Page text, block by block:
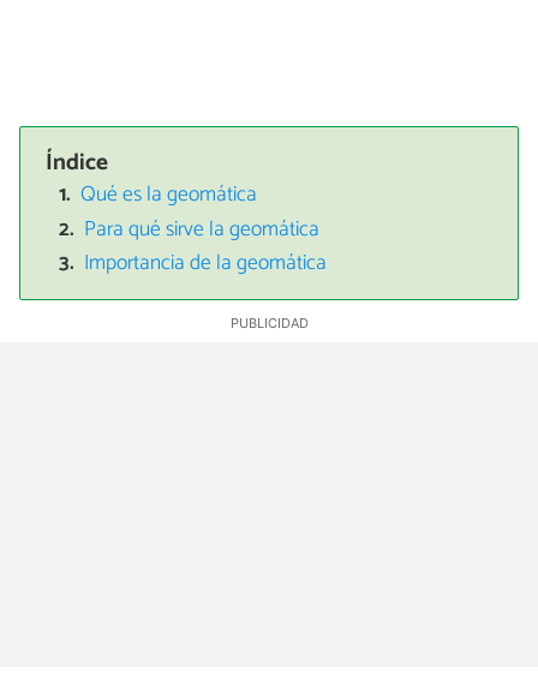
Índice
Qué es la geomática
Para qué sirve la geomática
Importancia de la geomática